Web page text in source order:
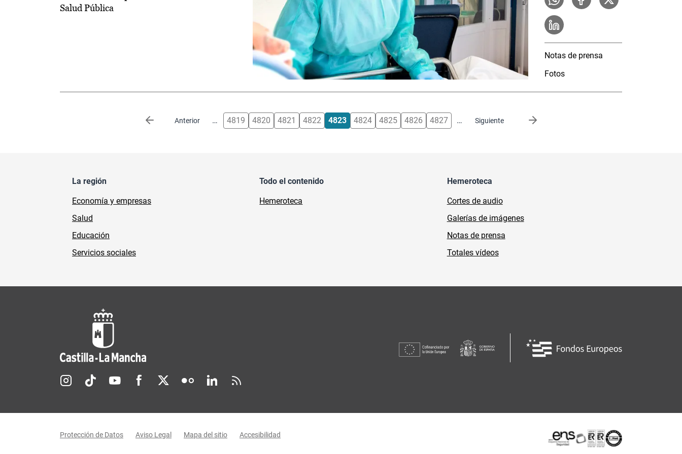
Salud Pública
Notas de prensa
Fotos
Anterior
Página anterior … 4819 4820 4821 4822 4823 4824 4825 4826 4827 … Siguiente
Siguiente página
La región
Economía y empresas
Salud
Educación
Servicios sociales
Todo el contenido
Hemeroteca
Hemeroteca
Cortes de audio
Galerías de imágenes
Notas de prensa
Totales vídeos
Redes sociales JCCM
Protección de Datos Aviso Legal Mapa del sitio Accesibilidad Certificaciones